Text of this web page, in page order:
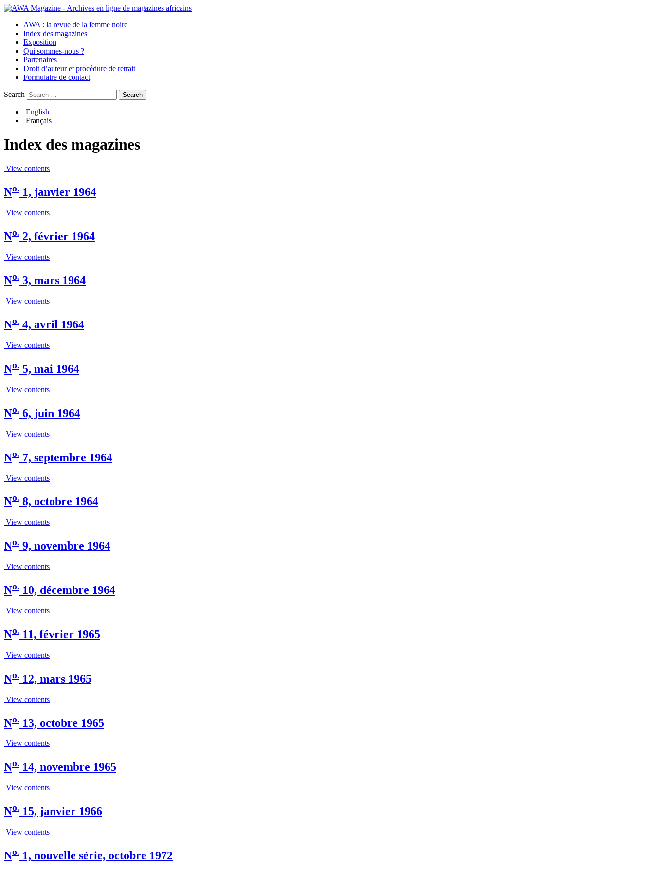
AWA : la revue de la femme noire
Index des magazines
Exposition
Qui sommes-nous ?
Partenaires
Droit d’auteur et procédure de retrait
Formulaire de contact
Search
English
Français
Index des magazines
View contents
No. 1, janvier 1964
View contents
No. 2, février 1964
View contents
No. 3, mars 1964
View contents
No. 4, avril 1964
View contents
No. 5, mai 1964
View contents
No. 6, juin 1964
View contents
No. 7, septembre 1964
View contents
No. 8, octobre 1964
View contents
No. 9, novembre 1964
View contents
No. 10, décembre 1964
View contents
No. 11, février 1965
View contents
No. 12, mars 1965
View contents
No. 13, octobre 1965
View contents
No. 14, novembre 1965
View contents
No. 15, janvier 1966
View contents
No. 1, nouvelle série, octobre 1972